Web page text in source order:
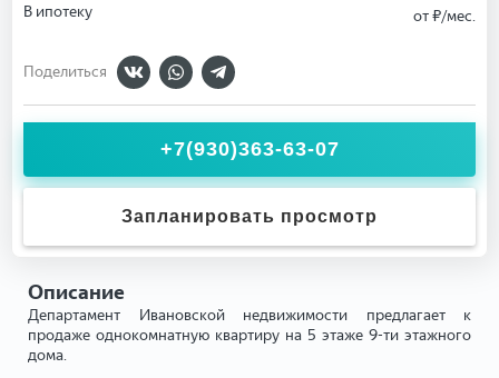
В ипотеку от₽/мес.
Поделиться
+7(930)363-63-07
Запланировать просмотр
Описание
Департамент Ивановской недвижимости предлагает к
продаже однокомнатную квартиру на 5 этаже 9-ти этажного
дома.